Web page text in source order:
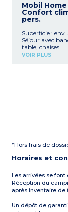
Mobil Home
Confort
pers.
Superficie : env.
Séjour avec
table, chaises
Coin cuisine
1 chambre avec
(140 x 190 ou
2 chambres
simples (80 x
Salle d'eau
couverte avec
VOIR PLUS
*Hors frais de
Horaires et
Les arrivées se font
Réception du
après inventaire de
Un dépôt de